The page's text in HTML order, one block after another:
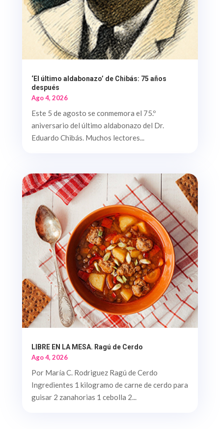
‘El último aldabonazo’ de Chibás: 75 años
después
Ago 4, 2026
Este 5 de agosto se conmemora el 75.º
aniversario del último aldabonazo del Dr.
Eduardo Chibás. Muchos lectores...
LIBRE EN LA MESA. Ragú de Cerdo
Ago 4, 2026
Por María C. Rodriguez Ragú de Cerdo
Ingredientes 1 kilogramo de carne de cerdo para
guisar 2 zanahorias 1 cebolla 2...